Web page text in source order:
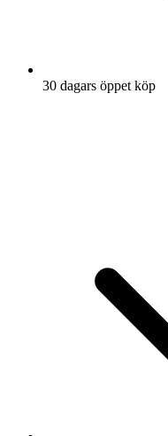
30 dagars öppet köp